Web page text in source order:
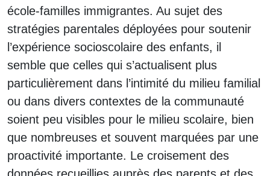
école-familles immigrantes. Au sujet des
stratégies parentales déployées pour soutenir
l’expérience socioscolaire des enfants, il
semble que celles qui s’actualisent plus
particulièrement dans l’intimité du milieu familial
ou dans divers contextes de la communauté
soient peu visibles pour le milieu scolaire, bien
que nombreuses et souvent marquées par une
proactivité importante. Le croisement des